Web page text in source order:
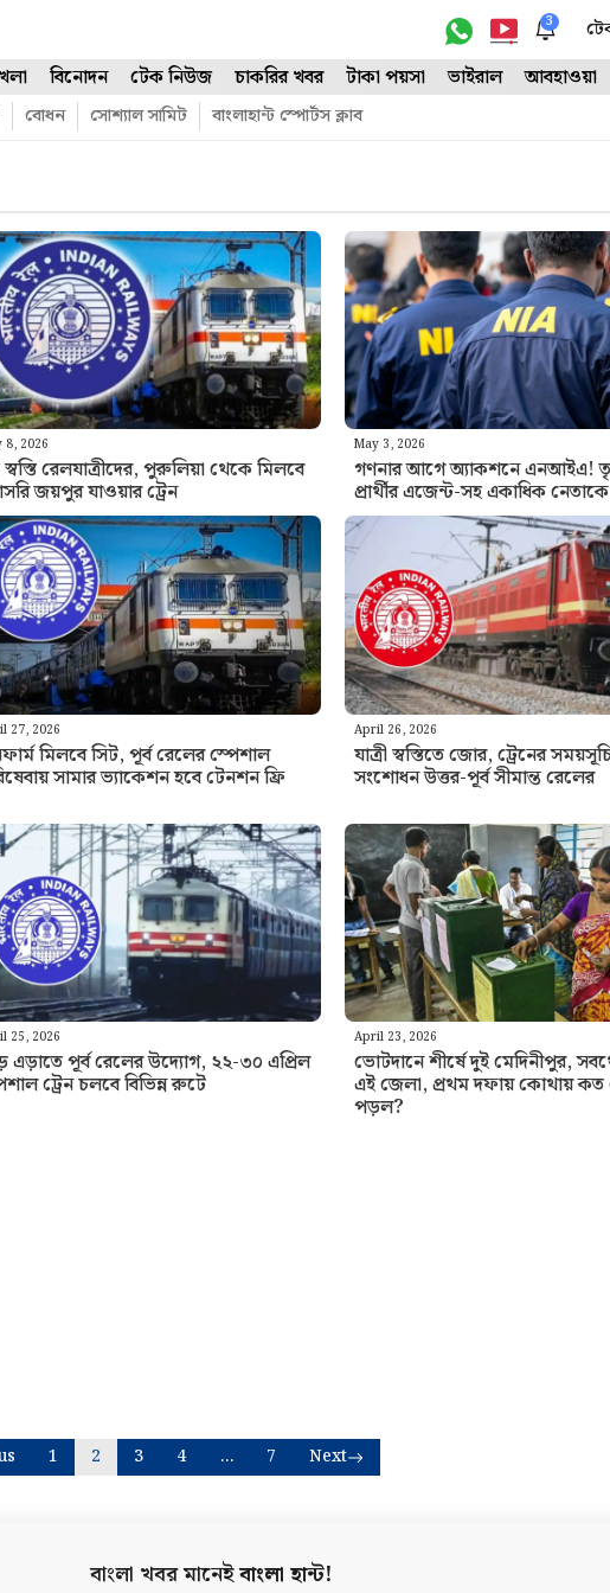
3
বিনোদন টেক নিউজ চাকরির খবর টাকা পয়সা ভাইরাল আবহাওয়া
বোধন সোশ্যাল সামিট বাংলাহান্ট স্পোর্টস ক্লাব
8, 2026
রেলযাত্রীদের, পুরুলিয়া থেকে মিলবে
জয়পুর যাওয়ার ট্রেন
May 3, 2026
গণনার আগে অ্যাকশনে এনআইএ!
প্রার্থীর এজেন্ট-সহ একাধিক
27, 2026
মিলবে সিট, পূর্ব রেলের স্পেশাল
সামার ভ্যাকেশন হবে টেনশন ফ্রি
April 26, 2026
যাত্রী স্বস্তিতে জোর, ট্রেনের
সংশোধন উত্তর-পূর্ব সীমান্ত রেলের
25, 2026
এড়াতে পূর্ব রেলের উদ্যোগ, ২২-৩০ এপ্রিল
ট্রেন চলবে বিভিন্ন রুটে
April 23, 2026
ভোটদানে শীর্ষে দুই মেদিনীপুর,
এই জেলা, প্রথম দফায় কোথায়
পড়ল?
1 2 3 4 … 7 Next
বাংলা খবর মানেইবাংলা হান্ট!